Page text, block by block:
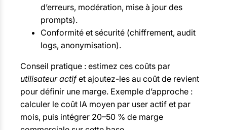
d’erreurs, modération, mise à jour des
prompts).
Conformité et sécurité (chiffrement, audit
logs, anonymisation).
Conseil pratique : estimez ces coûts par
utilisateur actifet ajoutez-les au coût de revient
pour définir une marge. Exemple d’approche :
calculer le coût IA moyen par user actif et par
mois, puis intégrer 20–50 % de marge